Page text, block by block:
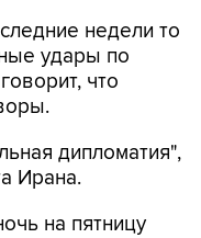
недели то
удары по
что
дипломатия",
Ирана.
на пятницу